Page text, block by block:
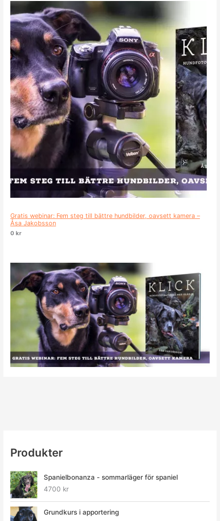
Gratis webinar: Fem steg till bättre hundbilder, oavsett kamera –
Åsa Jakobsson
0kr
Produkter
Spanielbonanza - sommarläger för spaniel
4700 kr
Grundkurs i apportering